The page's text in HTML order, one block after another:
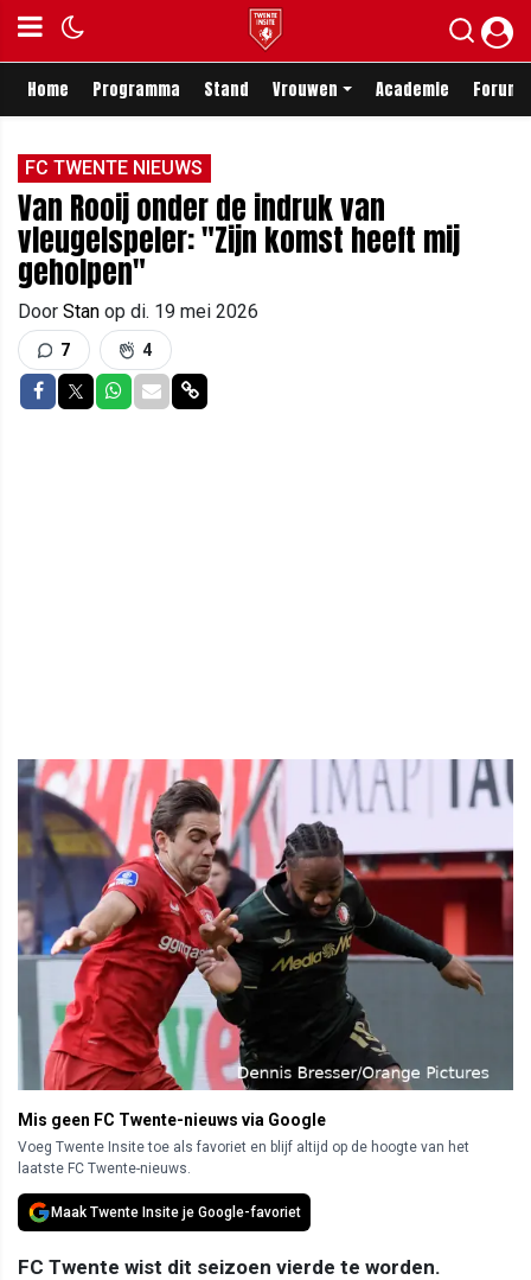
Home Programma Stand Vrouwen Academie Forum
FC TWENTE NIEUWS
Van Rooij onder de indruk van
vleugelspeler: "Zijn komst heeft mij
geholpen"
Door Stan op di. 19 mei 2026
7 4
Delen op Facebook
Delen op Twitter
Delen op Whatsapp
Delen via Mail
Delen via link
Mis geen FC Twente-nieuws via Google
Voeg Twente Insite toe als favoriet en blijf altijd op de hoogte van het
laatste FC Twente-nieuws.
Maak Twente Insite je Google-favoriet
FC Twente wist dit seizoen vierde te worden.